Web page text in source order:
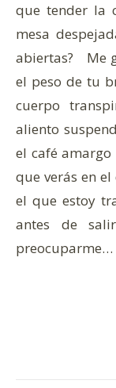
que tender la
mesa
abiertas? Me
el peso de tu
cuerpo
aliento
el café
que verás en
el que estoy
antes de
preocuparme…